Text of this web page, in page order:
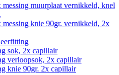
muurplaat vernikkeld, knel
knie 90gr. vernikkeld, 2x
sok, 2x capillair
verloopsok, 2x capillair
knie 90gr. 2x capillair